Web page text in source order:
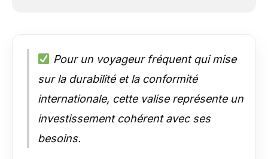
Pour un voyageur fréquent qui mise
sur la durabilité et la conformité
internationale, cette valise représente un
investissement cohérent avec ses
besoins.